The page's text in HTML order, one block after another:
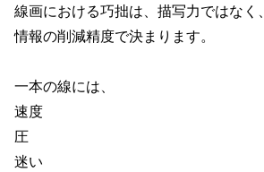
線画における巧拙は、描写力ではなく、
情報の削減精度で決まります。
一本の線には、
速度
圧
迷い